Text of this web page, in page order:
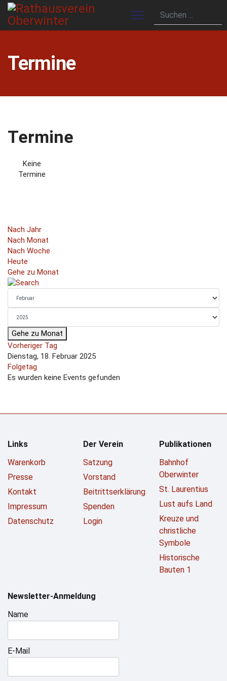
Termine
Termine
Keine
Termine
Nach Jahr
Nach Monat
Nach Woche
Heute
Gehe zu Monat
Gehe zu Monat
Vorheriger Tag
Dienstag, 18. Februar 2025
Folgetag
Es wurden keine Events gefunden
Links
Warenkorb
Presse
Kontakt
Impressum
Datenschutz
Der Verein
Satzung
Vorstand
Beitrittserklärung
Spenden
Login
Publikationen
Bahnhof
Oberwinter
St. Laurentius
Lust aufs Land
Kreuze und
christliche
Symbole
Historische
Bauten 1
Newsletter-Anmeldung
Name
E-Mail